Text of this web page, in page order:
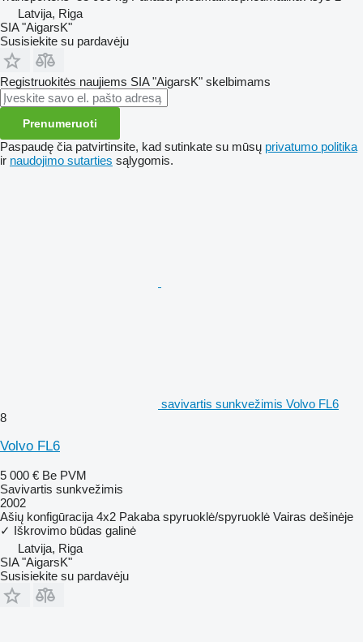
Latvija, Riga
SIA "AigarsK"
Susisiekite su pardavėju
Registruokitės naujiems SIA "AigarsK" skelbimams
Prenumeruoti
Paspaudę čia patvirtinsite, kad sutinkate su mūsų privatumo politika
ir naudojimo sutarties sąlygomis.
savivartis sunkvežimis Volvo FL6
8
Volvo FL6
5 000 € Be PVM
Savivartis sunkvežimis
2002
Ašių konfigūracija 4x2 Pakaba spyruoklė/spyruoklė Vairas dešinėje
✓ Iškrovimo būdas galinė
Latvija, Riga
SIA "AigarsK"
Susisiekite su pardavėju